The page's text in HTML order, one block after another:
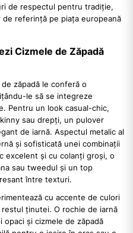
de respectul pentru tradiție,
referință pe piața europeană
Cizmele de Zăpadă
zăpadă le conferă o
le să se integreze
Pentru un look casual-chic,
sau drepți, un pulover
de iarnă. Aspectul metalic al
și sofisticată unei combinații
excelent și cu colanți groși, o
sau tweedul și un top
între texturi.
cu accente de culori
ținutei. O rochie de iarnă
și cizmele de zăpadă